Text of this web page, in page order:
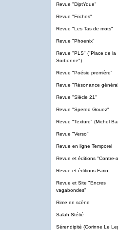
Revue "DiptYque"
Revue "Friches"
Revue "Les Tas de mots"
Revue "Phoenix"
Revue "PLS" ("Place de la
Sorbonne")
Revue "Poésie première"
Revue "Résonance
Revue "Siècle 21"
Revue "Spered Gouez"
Revue "Texture" (Michel
Revue "Verso"
Revue en ligne Temporel
Revue et éditions "Contre-
Revue et éditions Fario
Revue et Site "Encres
vagabondes"
Rime en scène
Salah Stétié
Sérendipité (Corinne Le